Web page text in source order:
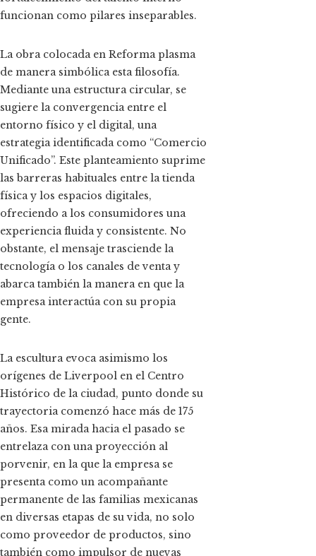
funcionan como pilares inseparables.
La obra colocada en Reforma plasma
de manera simbólica esta filosofía.
Mediante una estructura circular, se
sugiere la convergencia entre el
entorno físico y el digital, una
estrategia identificada como “Comercio
Unificado”. Este planteamiento suprime
las barreras habituales entre la tienda
física y los espacios digitales,
ofreciendo a los consumidores una
experiencia fluida y consistente. No
obstante, el mensaje trasciende la
tecnología o los canales de venta y
abarca también la manera en que la
empresa interactúa con su propia
gente.
La escultura evoca asimismo los
orígenes de Liverpool en el Centro
Histórico de la ciudad, punto donde su
trayectoria comenzó hace más de 175
años. Esa mirada hacia el pasado se
entrelaza con una proyección al
porvenir, en la que la empresa se
presenta como un acompañante
permanente de las familias mexicanas
en diversas etapas de su vida, no solo
como proveedor de productos, sino
también como impulsor de nuevas